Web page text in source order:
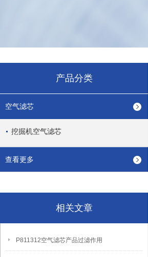
产品分类
空气滤芯
挖掘机空气滤芯
查看更多
相关文章
P811312空气滤芯产品过滤作用